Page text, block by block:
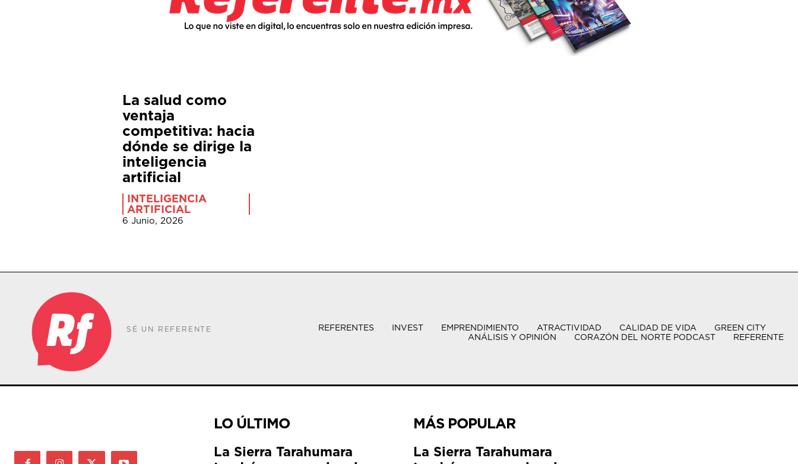
La salud como
ventaja
competitiva: hacia
dónde se dirige la
inteligencia
artificial
INTELIGENCIA
ARTIFICIAL
6 Junio, 2026
SÉ UN REFERENTE REFERENTES INVEST EMPRENDIMIENTO ATRACTIVIDAD CALIDAD DE VIDA
GREEN CITY
ANÁLISIS Y OPINIÓN
CORAZÓN DEL NORTE PODCAST REFERENTE
LO ÚLTIMO
La Sierra Tarahumara
MÁS POPULAR
La Sierra Tarahumara